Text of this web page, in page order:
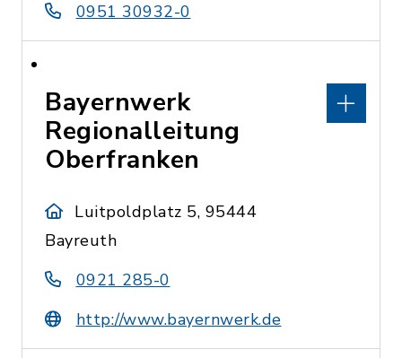
0951 30932-0
Bayernwerk
Regionalleitung
Oberfranken
Luitpoldplatz 5, 95444
Bayreuth
0921 285-0
http://www.bayernwerk.de